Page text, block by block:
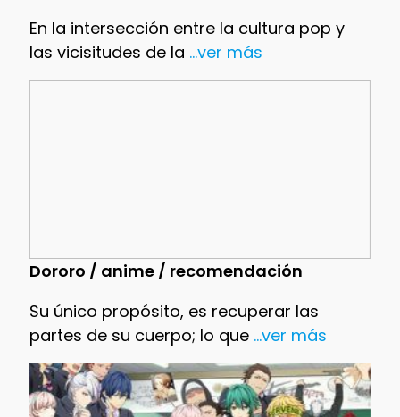
En la intersección entre la cultura pop y
las vicisitudes de la ...ver más
Dororo / anime / recomendación
Su único propósito, es recuperar las
partes de su cuerpo; lo que...ver más